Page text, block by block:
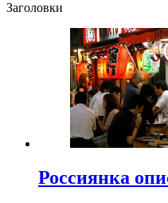
Заголовки
Россиянка